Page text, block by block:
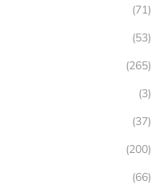
(71)
(53)
(265)
(3)
(37)
(200)
(66)